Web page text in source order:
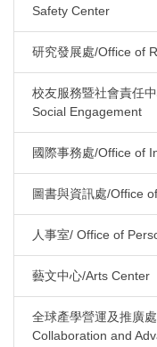
Safety Center
研究發展處/Office of
校友服務暨社會責任
Social Engagement
國際事務處/Office of
圖書與資訊處/Office
人事室/ Office of
藝文中心/Arts Center
全球產學營運及推廣
Collaboration and